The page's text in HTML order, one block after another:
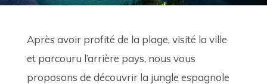
Après avoir profité de la plage, visité la ville
et parcouru l’arrière pays, nous vous
proposons de découvrir la jungle espagnole